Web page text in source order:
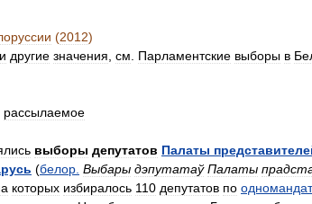
(2012)
и другие значения см Парламентские выборы в
рассылаемое
выборы депутатов Палаты
(белор Выбары дэпутатаў Палаты
которых избиралось 110 депутатов по